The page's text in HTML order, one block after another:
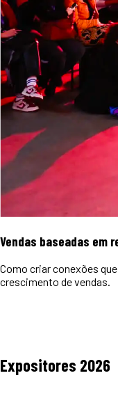
Vendas baseadas em
Como criar conexões
crescimento de vendas.
Expositores 2026